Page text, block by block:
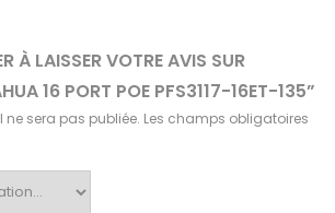
À LAISSER VOTRE AVIS SUR
16 PORT POE PFS3117-16ET-135”
sera pas publiée. Les champs obligatoires